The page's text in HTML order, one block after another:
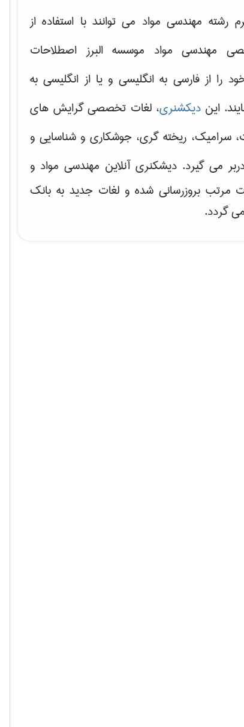
رشته مهندسی مواد می توانند با استفاده از
مهندسی مواد موسسه البرز اصطلاحات
را از فارسی به انگلیسی و یا از انگلیسی به
ایندیکشنری، لغات تخصصی گرایش های
سرامیک، ریخته گری، جوشکاری و شناسایی و
می گیرد. دیشکنری آنلاین مهندسی مواد و
مرتب بروزرسانی شده و لغات جدید به بانک
گردد.